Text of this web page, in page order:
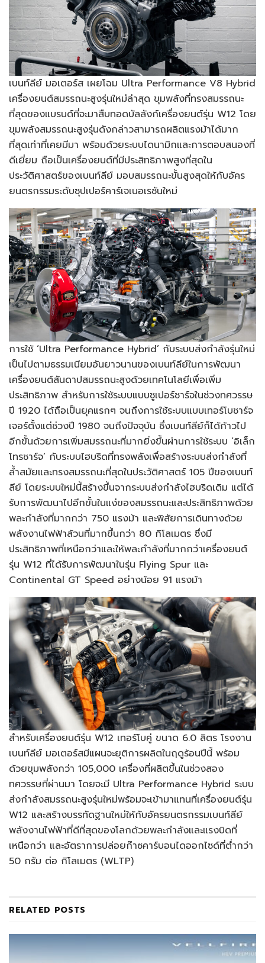
เบนท์ลีย์ มอเตอร์ส เผยโฉม Ultra Performance V8 Hybrid
เครื่องยนต์สมรรถนะสูงรุ่นใหม่ล่าสุด ขุมพลังที่ทรงสมรรถนะ
ที่สุดของแบรนด์ที่จะมาสืบทอดบัลลังก์เครื่องยนต์รุ่น W12 โดย
ขุมพลังสมรรถนะสูงรุ่นดังกล่าวสามารถผลิตแรงม้าได้มาก
ที่สุดเท่าที่เคยมีมา พร้อมด้วยระบบไดนามิกและการตอบสนองที่
ดีเยี่ยม ถือเป็นเครื่องยนต์ที่มีประสิทธิภาพสูงที่สุดใน
ประวัติศาสตร์ของเบนท์ลีย์ มอบสมรรถนะขั้นสูงสุดให้กับอัคร
ยนตรกรรมระดับซุปเปอร์คาร์เจเนอเรชันใหม่
การใช้ ‘Ultra Performance Hybrid’ กับระบบส่งกำลังรุ่นใหม่
เป็นไปตามธรรมเนียมอันยาวนานของเบนท์ลีย์ในการพัฒนา
เครื่องยนต์สันดาปสมรรถนะสูงด้วยเทคโนโลยีเพื่อเพิ่ม
ประสิทธิภาพ สำหรับการใช้ระบบแบบซูเปอร์ชาร์จในช่วงทศวรรษ
ปี 1920 ได้ถือเป็นยุคแรกๆ จนถึงการใช้ระบบแบบเทอร์โบชาร์จ
เจอร์ตั้งแต่ช่วงปี 1980 จนถึงปัจจุบัน ซึ่งเบนท์ลีย์ก็ได้ก้าวไป
อีกขั้นด้วยการเพิ่มสมรรถนะที่มากยิ่งขึ้นผ่านการใช้ระบบ ‘อิเล็ก
โทรชาร์จ’ กับระบบไฮบริดที่ทรงพลังเพื่อสร้างระบบส่งกำลังที่
ล้ำสมัยและทรงสมรรถนะที่สุดในประวัติศาสตร์ 105 ปีของเบนท์
ลีย์ โดยระบบใหม่นี้สร้างขึ้นจากระบบส่งกำลังไฮบริดเดิม แต่ได้
รับการพัฒนาไปอีกขั้นในแง่ของสมรรถนะและประสิทธิภาพด้วย
พละกำลังที่มากกว่า 750 แรงม้า และพิสัยการเดินทางด้วย
พลังงานไฟฟ้าล้วนที่มากขึ้นกว่า 80 กิโลเมตร ซึ่งมี
ประสิทธิภาพที่เหนือกว่าและให้พละกำลังที่มากกว่าเครื่องยนต์
รุ่น W12 ที่ได้รับการพัฒนาในรุ่น Flying Spur และ
Continental GT Speed ​​อย่างน้อย 91 แรงม้า
สำหรับเครื่องยนต์รุ่น W12 เทอร์โบคู่ ขนาด 6.0 ลิตร โรงงาน
เบนท์ลีย์ มอเตอร์สมีแผนจะยุติการผลิตในฤดูร้อนปีนี้ พร้อม
ด้วยขุมพลังกว่า 105,000 เครื่องที่ผลิตขึ้นในช่วงสอง
ทศวรรษที่ผ่านมา โดยจะมี Ultra Performance Hybrid ระบบ
ส่งกำลังสมรรถนะสูงรุ่นใหม่พร้อมจะเข้ามาแทนที่เครื่องยนต์รุ่น
W12 และสร้างบรรทัดฐานใหม่ให้กับอัครยนตรกรรมเบนท์ลีย์
พลังงานไฟฟ้าที่ดีที่สุดของโลกด้วยพละกำลังและแรงบิดที่
เหนือกว่า และอัตราการปล่อยก๊าซคาร์บอนไดออกไซด์ที่ต่ำกว่า
50 กรัม ต่อ กิโลเมตร (WLTP)
RELATED POSTS